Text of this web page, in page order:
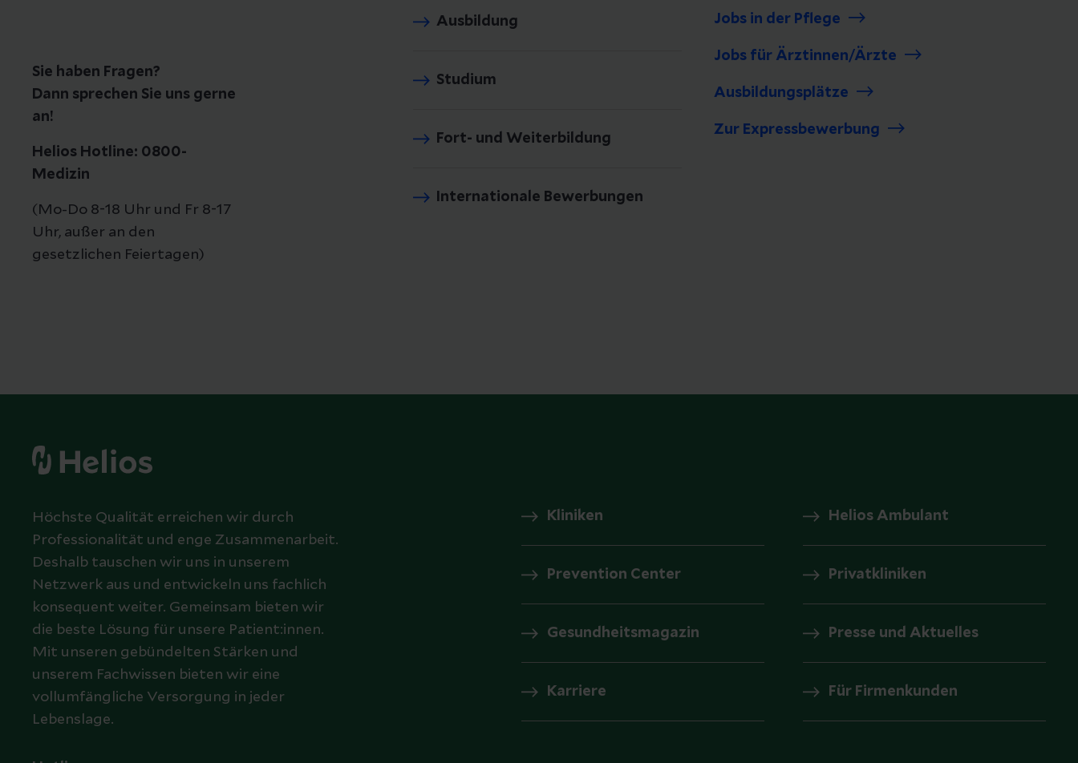
Sie haben Fragen?
Dann sprechen Sie uns gerne
an!
Helios Hotline: 0800-
Medizin
(Mo-Do 8-18 Uhr und Fr 8-17
Uhr, außer an den
gesetzlichen Feiertagen)
Ausbildung
Studium
Fort- und Weiterbildung
Internationale Bewerbungen
Jobs in der Pflege
Jobs für Ärztinnen/Ärzte
Ausbildungsplätze
Zur Expressbewerbung
Höchste Qualität erreichen wir durch
Professionalität und enge Zusammenarbeit.
Deshalb tauschen wir uns in unserem
Netzwerk aus und entwickeln uns fachlich
konsequent weiter. Gemeinsam bieten wir
die beste Lösung für unsere Patient:innen.
Mit unseren gebündelten Stärken und
unserem Fachwissen bieten wir eine
vollumfängliche Versorgung in jeder
Lebenslage.
Kliniken Helios Ambulant
Prevention Center Privatkliniken
Gesundheitsmagazin Presse und Aktuelles
Karriere Für Firmenkunden